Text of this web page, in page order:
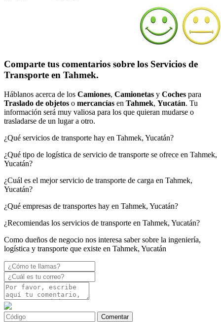
Comparte tus comentarios sobre los Servicios de
Transporte en Tahmek.
Háblanos acerca de los Camiones, Camionetas y Coches para
Traslado de objetos o mercancías en Tahmek, Yucatán. Tu
información será muy valiosa para los que quieran mudarse o
trasladarse de un lugar a otro.
¿Qué servicios de transporte hay en Tahmek, Yucatán?
¿Qué tipo de logística de servicio de transporte se ofrece en Tahmek,
Yucatán?
¿Cuál es el mejor servicio de transporte de carga en Tahmek,
Yucatán?
¿Qué empresas de transportes hay en Tahmek, Yucatán?
¿Recomiendas los servicios de transporte en Tahmek, Yucatán?
Como dueños de negocio nos interesa saber sobre la ingeniería,
logística y transporte que existe en Tahmek, Yucatán